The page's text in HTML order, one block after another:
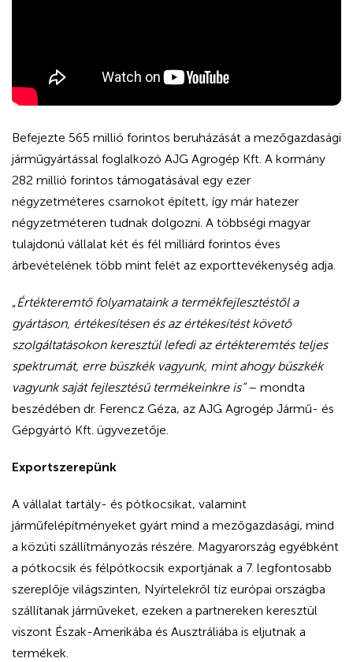
Befejezte 565 millió forintos beruházását a mezőgazdasági
járműgyártással foglalkozó AJG Agrogép Kft. A kormány
282 millió forintos támogatásával egy ezer
négyzetméteres csarnokot épített, így már hatezer
négyzetméteren tudnak dolgozni. A többségi magyar
tulajdonú vállalat két és fél milliárd forintos éves
árbevételének több mint felét az exporttevékenység adja.
„Értékteremtő folyamataink a termékfejlesztéstől a
gyártáson, értékesítésen és az értékesítést követő
szolgáltatásokon keresztül lefedi az értékteremtés teljes
spektrumát, erre büszkék vagyunk, mint ahogy büszkék
vagyunk saját fejlesztésű termékeinkre is”– mondta
beszédében dr. Ferencz Géza, az AJG Agrogép Jármű- és
Gépgyártó Kft. ügyvezetője.
Exportszerepünk
A vállalat tartály- és pótkocsikat, valamint
járműfelépítményeket gyárt mind a mezőgazdasági, mind
a közúti szállítmányozás részére. Magyarország egyébként
a pótkocsik és félpótkocsik exportjának a 7. legfontosabb
szereplője világszinten, Nyírtelekről tíz európai országba
szállítanak járműveket, ezeken a partnereken keresztül
viszont Észak-Amerikába és Ausztráliába is eljutnak a
termékek.